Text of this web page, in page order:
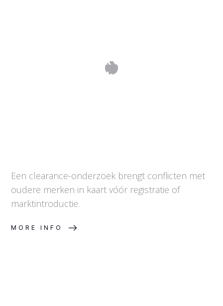
Trademark Clearance:
merkenonderzoek vóór de aanvraag
Een clearance-onderzoek brengt conflicten met
oudere merken in kaart vóór registratie of
marktintroductie.
MORE INFO